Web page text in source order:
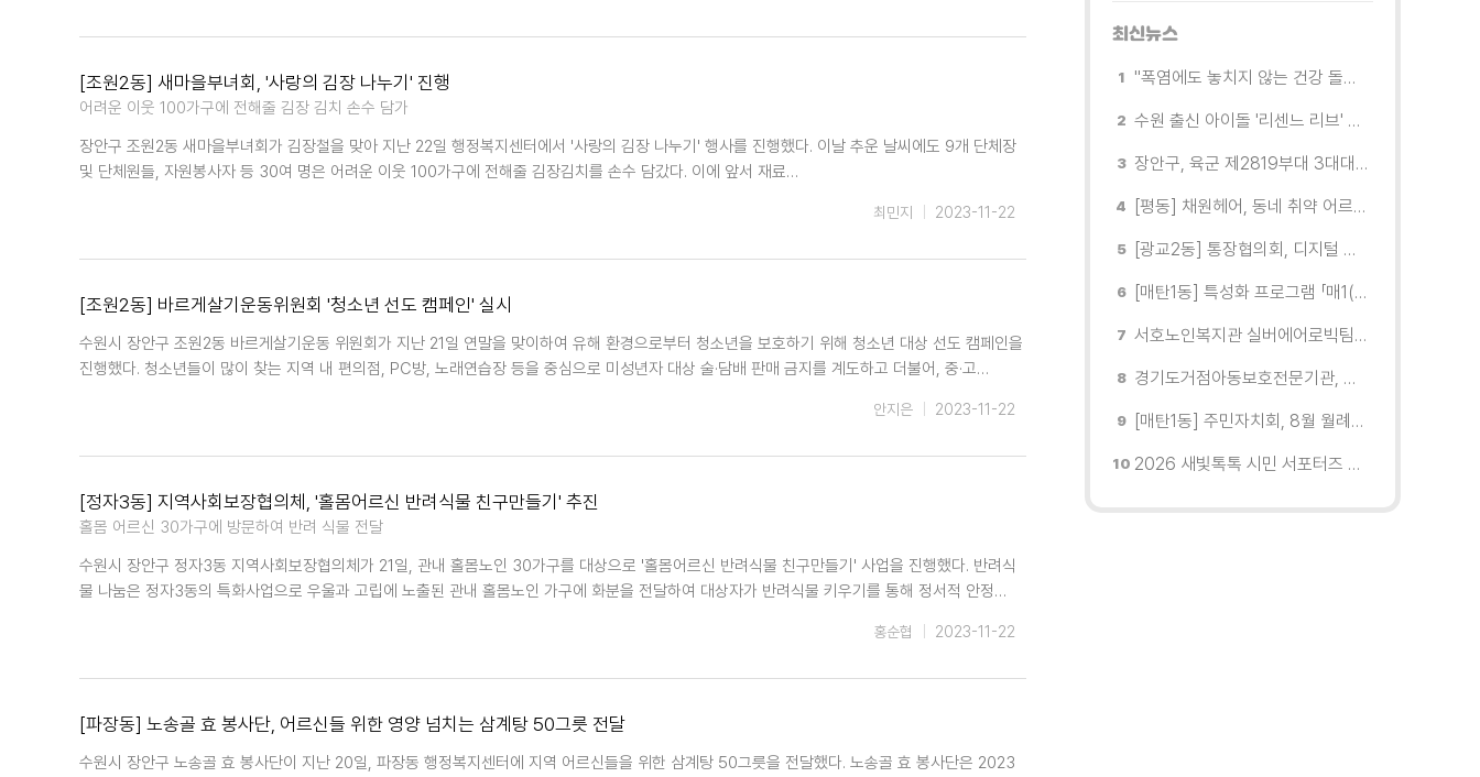
[조원2동] 새마을부녀회, '사랑의 김장 나누기' 진행
어려운 이웃 100가구에 전해줄 김장 김치 손수 담가
장안구 조원2동 새마을부녀회가 김장철을 맞아 지난 22일 행정복지센터에서 '사랑의 김장 나누기' 행사를 진행했다. 이날 추운 날씨에도 9개 단체장
및 단체원들, 자원봉사자 등 30여 명은 어려운 이웃 100가구에 전해줄 김장김치를 손수 담갔다. 이에 앞서 재료…
2023-11-22
최민지
[조원2동] 바르게살기운동위원회 '청소년 선도 캠페인' 실시
수원시 장안구 조원2동 바르게살기운동 위원회가 지난 21일 연말을 맞이하여 유해 환경으로부터 청소년을 보호하기 위해 청소년 대상 선도 캠페인을
진행했다. 청소년들이 많이 찾는 지역 내 편의점, PC방, 노래연습장 등을 중심으로 미성년자 대상 술·담배 판매 금지를 계도하고 더불어, 중·고…
2023-11-22
안지은
[정자3동] 지역사회보장협의체, '홀몸어르신 반려식물 친구만들기' 추진
홀몸 어르신 30가구에 방문하여 반려 식물 전달
수원시 장안구 정자3동 지역사회보장협의체가 21일, 관내 홀몸노인 30가구를 대상으로 '홀몸어르신 반려식물 친구만들기' 사업을 진행했다. 반려식
물 나눔은 정자3동의 특화사업으로 우울과 고립에 노출된 관내 홀몸노인 가구에 화분을 전달하여 대상자가 반려식물 키우기를 통해 정서적 안정…
2023-11-22
홍순협
[파장동] 노송골 효 봉사단, 어르신들 위한 영양 넘치는 삼계탕 50그릇 전달
수원시 장안구 노송골 효 봉사단이 지난 20일, 파장동 행정복지센터에 지역 어르신들을 위한 삼계탕 50그릇을 전달했다. 노송골 효 봉사단은 2023
최신뉴스
"폭염에도 놓치지 않는 건강 돌봄" 팔달구보건소 취약계층 안부 살핀다
수원 출신 아이돌 '리센느 리브' 추천! 직접 따라가 본 수원 필수 코스
장안구, 육군 제2819부대 3대대로부터 감사장 받아
[평동] 채원헤어, 동네 취약 어르신을 위한 이미용서비스 무료 지원
[광교2동] 통장협의회, 디지털 교육 실시
[매탄1동] 특성화 프로그램 「매1(일) 친환경 문화학교」 개강
서호노인복지관 실버에어로빅팀, 제2회 협회장배 수원시에어로빅힙합대회 시니어부 단체전'1위'쾌거
경기도거점아동보호전문기관, 학대피해아동가정 회복 및 재학대 예방 나선다
[매탄1동] 주민자치회, 8월 월례회의 개최
2026 새빛톡톡 시민 서포터즈 발대식 현장